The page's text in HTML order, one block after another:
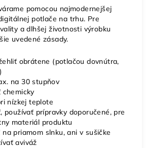
pomocou najmodernejšej
potlače na trhu. Pre
a dlhšej životnosti výrobku
uvedené zásady.
obrátene (potlačou dovnútra,
na 30 stupňov
chemicky
nízkej teplote
používať prípravky doporučené, pre
materiál produktu
na priamom slnku, ani v sušičke
aviváž